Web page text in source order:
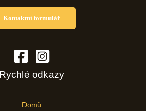
Kontaktní formulář
Rychlé odkazy
Domů